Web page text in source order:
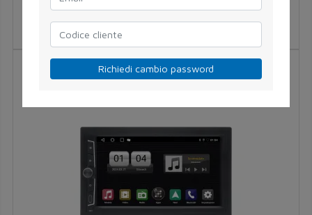
VM003
Cambia Password
Richiedi cambio password